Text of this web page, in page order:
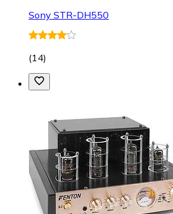
Sony STR-DH550
(14)